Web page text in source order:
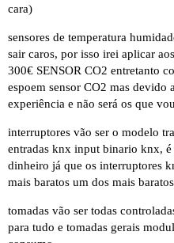
cara)
sensores de temperatura
sair caros, por isso irei aplicar
300€ SENSOR CO2 entretanto
espoem sensor CO2 mas devido
experiência e não será os que
interruptores vão ser o modelo
entradas knx input binario knx,
dinheiro já que os interruptores
mais baratos um dos mais
tomadas vão ser todas
para tudo e tomadas gerais